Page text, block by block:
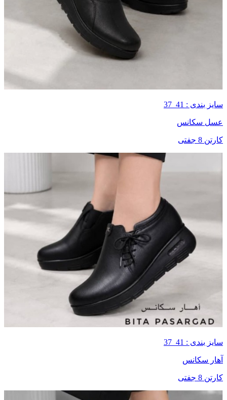
سایز بندی : 41_37
عسل سکانس
کارتن 8 جفتی
سایز بندی : 41_37
آهار سکانس
کارتن 8 جفتی